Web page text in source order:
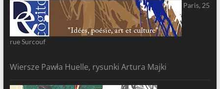
Paris, 25
rue Surcouf
Wiersze Pawła Huelle, rysunki Artura Majki